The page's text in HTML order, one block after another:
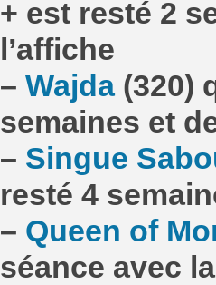
+ est resté 2
l’affiche
– Wajda(320)
semaines et
– Singue
resté 4
– Queen of
séance avec